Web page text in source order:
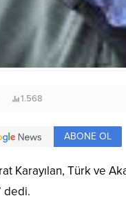
1.568
ABONE OL
Karayılan, Türk ve
dedi.